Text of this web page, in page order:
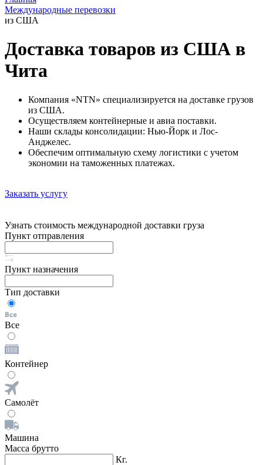
Международные перевозки
из США
Доставка товаров из США в
Чита
Компания «NTN» специализируется на доставке грузов
из США.
Осуществляем контейнерные и авиа поставки.
Наши склады консолидации: Нью-Йорк и Лос-
Анджелес.
Обеспечим оптимальную схему логистики с учетом
экономии на таможенных платежах.
Заказать услугу
Узнать стоимость международной доставки груза
Пункт отправления
Пункт назначения
Тип доставки
Все
Контейнер
Самолёт
Машина
Масса брутто
Кг.